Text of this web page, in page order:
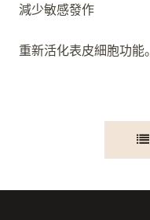
減少敏感發作
重新活化表皮細胞功能。